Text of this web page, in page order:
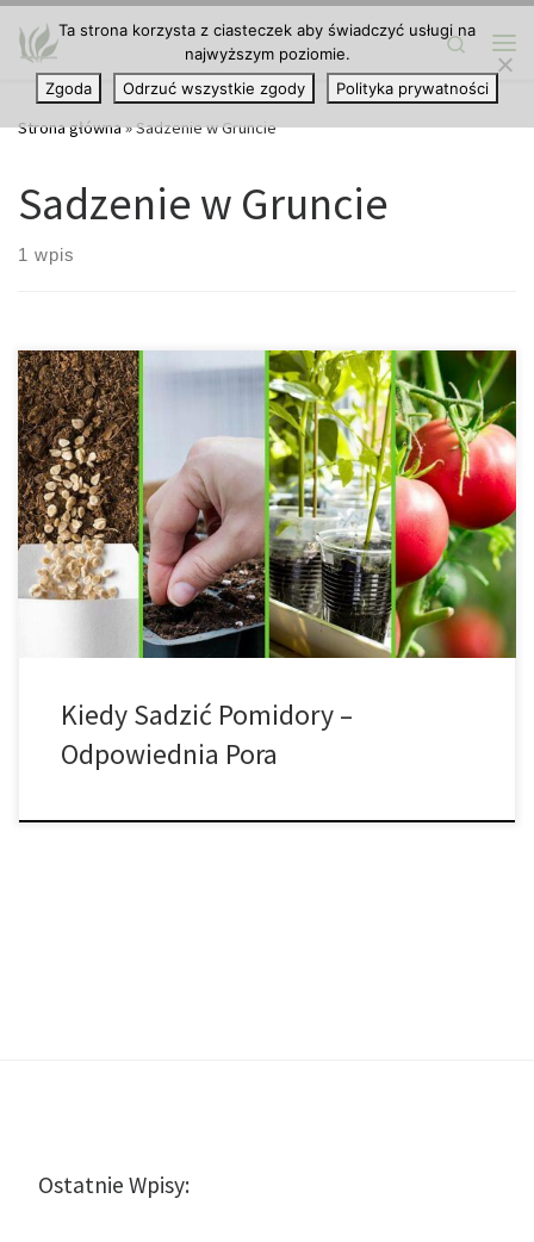
Przejdź do treści
Search
Strona główna»Sadzenie w Gruncie
Sadzenie w Gruncie
1 wpis
Pomidory to jedne z najpopularniejszych warzyw uprawianych w
ogrodach i na działkach. Są smaczne, zdrowe i uniwersalne w
kuchni. Aby cieszyć się obfitymi plonami pomidorów, trzeba
jednak wiedzieć, kiedy i jak je siać i sadzić. W tym artykule
podpowiemy Ci, jak przygotować rozsadę pomidorów i kiedy ją
wysadzić na miejsce […]
Kiedy Sadzić Pomidory –
Odpowiednia Pora
Ostatnie Wpisy:
Ta strona korzysta z ciasteczek aby świadczyć usługi na
najwyższym poziomie.
Zgoda
Odrzuć wszystkie zgody Polityka prywatności